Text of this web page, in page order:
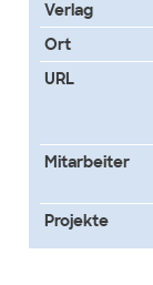
Verlag
Ort
URL
Mitarbeiter
Projekte